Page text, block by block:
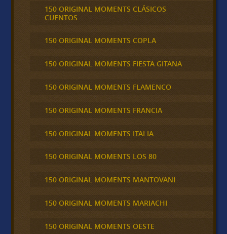
150 ORIGINAL MOMENTS CLÁSICOS
CUENTOS
150 ORIGINAL MOMENTS COPLA
150 ORIGINAL MOMENTS FIESTA GITANA
150 ORIGINAL MOMENTS FLAMENCO
150 ORIGINAL MOMENTS FRANCIA
150 ORIGINAL MOMENTS ITALIA
150 ORIGINAL MOMENTS LOS 80
150 ORIGINAL MOMENTS MANTOVANI
150 ORIGINAL MOMENTS MARIACHI
150 ORIGINAL MOMENTS OESTE